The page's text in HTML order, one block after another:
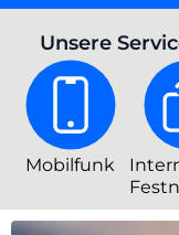
Unsere
Mobilfunk